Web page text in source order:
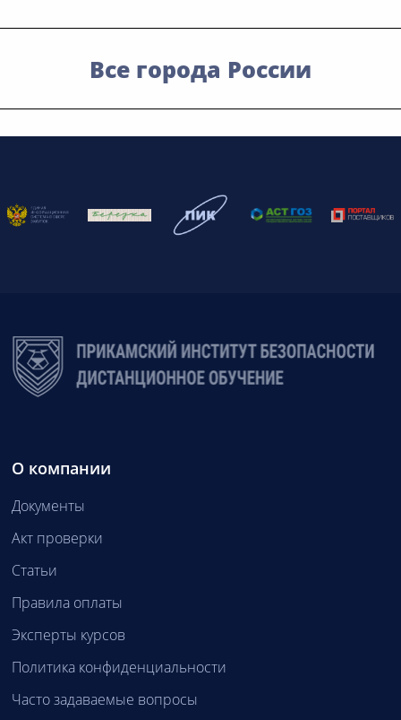
Все города России
О компании
Документы
Акт проверки
Статьи
Правила оплаты
Эксперты курсов
Политика конфиденциальности
Часто задаваемые вопросы